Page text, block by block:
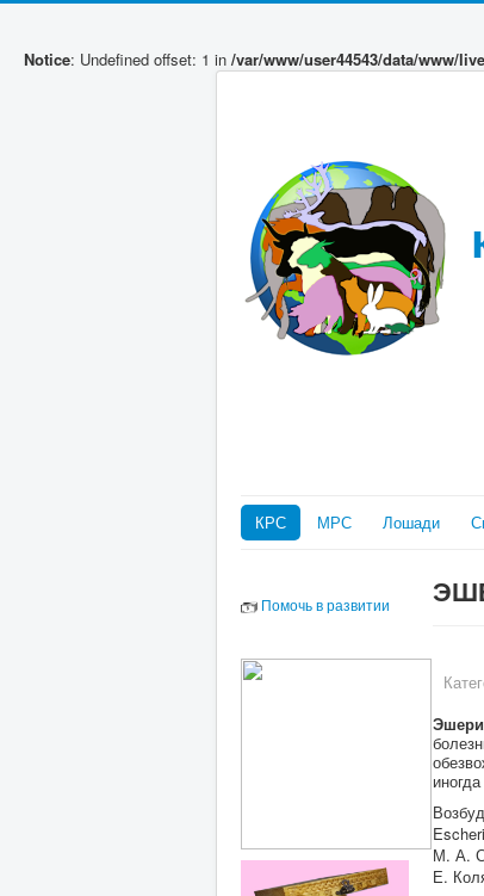
Notice: Undefined offset: 1 in /var/www/user44543/data/www/
КРС МРС Лошади
Помочь в развитии
М. А.
Е.